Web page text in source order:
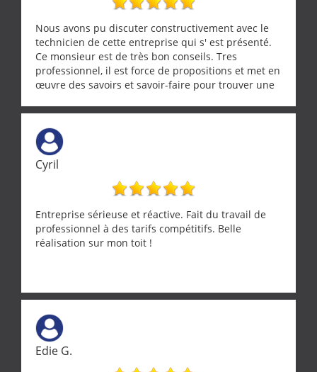
Nous avons pu discuter constructivement avec le
technicien de cette entreprise qui s' est présenté.
Ce monsieur est de très bon conseils. Tres
professionnel, il est force de propositions et met en
œuvre des savoirs et savoir-faire pour trouver une
demande de l écoute et de la considération, ce qui
ne se trouve que chez les pationnés de leur métier.
Merci a ce monsieur pour sa disponibilité
Cyril
Entreprise sérieuse et réactive. Fait du travail de
professionnel à des tarifs compétitifs. Belle
réalisation sur mon toit !
Edie G.